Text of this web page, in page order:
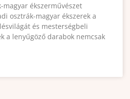
magyar ékszerművészet
osztrák-magyar ékszerek a
és mesterségbeli
a lenyűgöző darabok nemcsak